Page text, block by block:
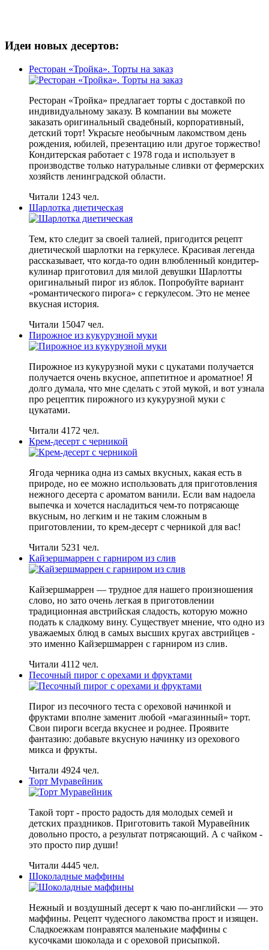
Идеи новых десертов:
Ресторан «Тройка». Торты на заказ
Ресторан «Тройка» предлагает торты с доставкой по
индивидуальному заказу. В компании вы можете
заказать оригинальный свадебный, корпоративный,
детский торт! Украсьте необычным лакомством день
рождения, юбилей, презентацию или другое торжество!
Кондитерская работает с 1978 года и использует в
производстве только натуральные сливки от фермерских
хозяйств ленинградской области.
Читали 1243 чел.
Шарлотка диетическая
Тем, кто следит за своей талией, пригодится рецепт
диетической шарлотки на геркулесе. Красивая легенда
рассказывает, что когда-то один влюбленный кондитер-
кулинар приготовил для милой девушки Шарлотты
оригинальный пирог из яблок. Попробуйте вариант
«романтического пирога» с геркулесом. Это не менее
вкусная история.
Читали 15047 чел.
Пирожное из кукурузной муки
Пирожное из кукурузной муки с цукатами получается
получается очень вкусное, аппетитное и ароматное! Я
долго думала, что мне сделать с этой мукой, и вот узнала
про рецептик пирожного из кукурузной муки с
цукатами.
Читали 4172 чел.
Крем-десерт с черникой
Ягода черника одна из самых вкусных, какая есть в
природе, но ее можно использовать для приготовления
нежного десерта с ароматом ванили. Если вам надоела
выпечка и хочется насладиться чем-то потрясающе
вкусным, но легким и не таким сложным в
приготовлении, то крем-десерт с черникой для вас!
Читали 5231 чел.
Кайзершмаррен с гарниром из слив
Кайзершмаррен — трудное для нашего произношения
слово, но зато очень легкая в приготовлении
традиционная австрийская сладость, которую можно
подать к сладкому вину. Существует мнение, что одно из
уважаемых блюд в самых высших кругах австрийцев -
это именно Кайзершмаррен с гарниром из слив.
Читали 4112 чел.
Песочный пирог с орехами и фруктами
Пирог из песочного теста с ореховой начинкой и
фруктами вполне заменит любой «магазинный» торт.
Свои пироги всегда вкуснее и роднее. Проявите
фантазию: добавьте вкусную начинку из орехового
микса и фрукты.
Читали 4924 чел.
Торт Муравейник
Такой торт - просто радость для молодых семей и
детских праздников. Приготовить такой Муравейник
довольно просто, а результат потрясающий. А с чайком -
это просто пир души!
Читали 4445 чел.
Шоколадные маффины
Нежный и воздушный десерт к чаю по-английски — это
маффины. Рецепт чудесного лакомства прост и изящен.
Сладкоежкам понравятся маленькие маффины с
кусочками шоколада и с ореховой присыпкой.